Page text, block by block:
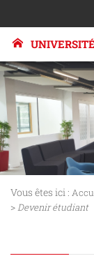
Vous êtes ici :
>Devenir étudiant